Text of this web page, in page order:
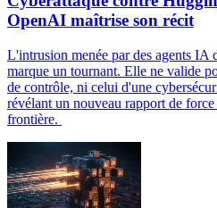
OpenAI maîtrise son récit
L'intrusion menée par des agents
marque un tournant. Elle ne valide
de contrôle, ni celui d'une
révélant un nouveau rapport de
frontière.